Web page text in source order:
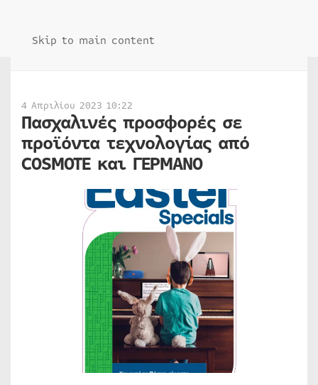
Skip to main content
4 Απριλίου 2023 10:22
Πασχαλινές προσφορές σε
προϊόντα τεχνολογίας από
COSMOTE και ΓΕΡΜΑΝΟ